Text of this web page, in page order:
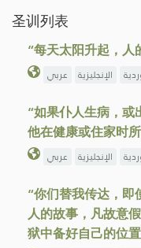
圣训列表
“每天太阳升起，
عربي الإنجليزية
“如果仆人生病，
他在健康或住家时
عربي الإنجليزية
“你们替我传达，
人的故事，凡故意
狱中备好自己的位